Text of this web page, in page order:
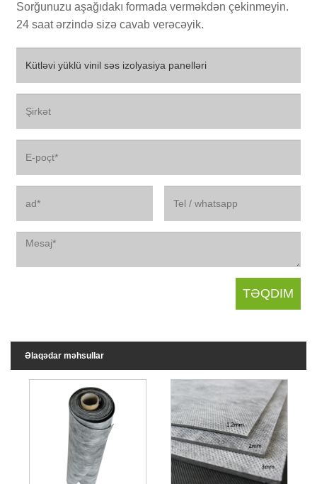
Sorğunuzu aşağıdakı formada verməkdən çekinmeyin.
24 saat ərzində sizə cavab verəcəyik.
Əlaqədar məhsullar